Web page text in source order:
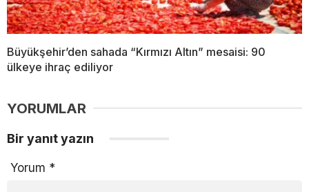
Büyükşehir’den sahada “Kırmızı Altın” mesaisi: 90
ülkeye ihraç ediliyor
YORUMLAR
Bir yanıt yazın
Yorum *